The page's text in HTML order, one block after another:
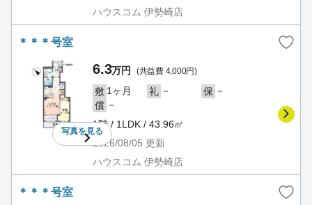
ハウスコム 伊勢崎店
＊＊＊号室
写真を見る
6.3万円 (共益費 4,000円)
敷 1ヶ月 礼 － 保 －
償 －
1階 / 1LDK / 43.96㎡
2026/08/05 更新
ハウスコム 伊勢崎店
＊＊＊号室